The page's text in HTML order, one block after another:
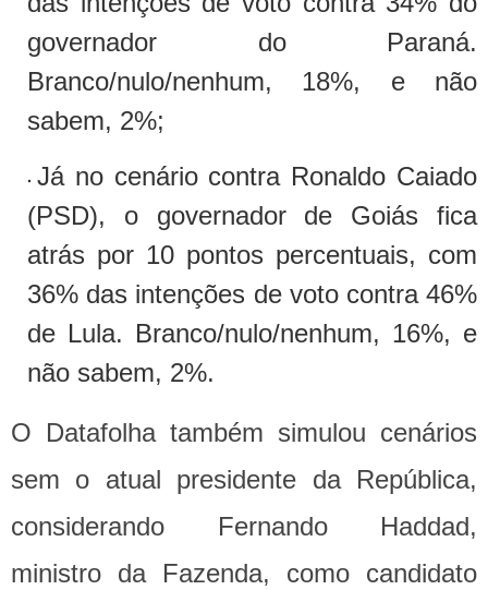
governador do Paraná.
Branco/nulo/nenhum, 18%, e não
sabem, 2%;
Já no cenário contra Ronaldo Caiado
(PSD), o governador de Goiás fica
atrás por 10 pontos percentuais, com
36% das intenções de voto contra 46%
de Lula. Branco/nulo/nenhum, 16%, e
não sabem, 2%.
O Datafolha também simulou cenários
sem o atual presidente da República,
considerando Fernando Haddad,
ministro da Fazenda, como candidato